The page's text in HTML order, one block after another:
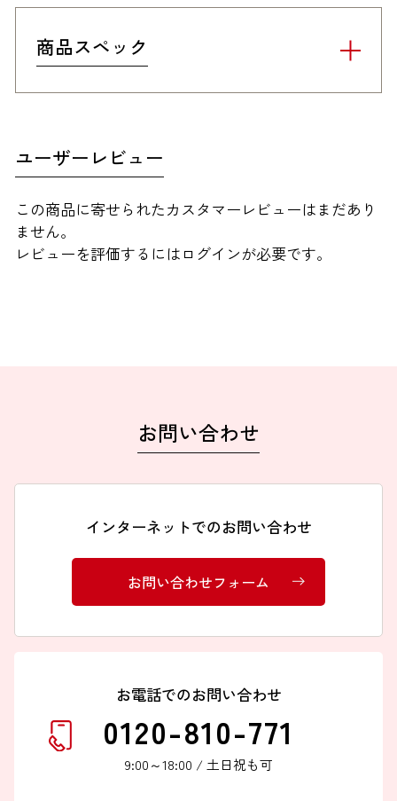
商品スペック
ユーザーレビュー
この商品に寄せられたカスタマーレビューはまだあり
ません。
レビューを評価するには ログインが必要です。
お問い合わせ
インターネットでのお問い合わせ
お問い合わせフォーム
お電話でのお問い合わせ
0120-810-771
9:00～18:00 / 土日祝も可